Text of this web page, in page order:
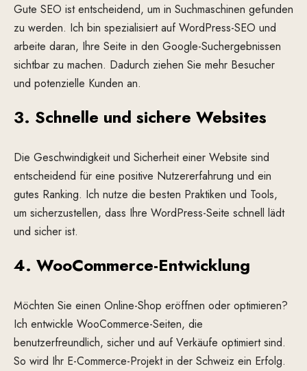
Gute SEO ist entscheidend, um in Suchmaschinen gefunden
zu werden. Ich bin spezialisiert auf WordPress-SEO und
arbeite daran, Ihre Seite in den Google-Suchergebnissen
sichtbar zu machen. Dadurch ziehen Sie mehr Besucher
und potenzielle Kunden an.
3. Schnelle und sichere Websites
Die Geschwindigkeit und Sicherheit einer Website sind
entscheidend für eine positive Nutzererfahrung und ein
gutes Ranking. Ich nutze die besten Praktiken und Tools,
um sicherzustellen, dass Ihre WordPress-Seite schnell lädt
und sicher ist.
4. WooCommerce-Entwicklung
Möchten Sie einen Online-Shop eröffnen oder optimieren?
Ich entwickle WooCommerce-Seiten, die
benutzerfreundlich, sicher und auf Verkäufe optimiert sind.
So wird Ihr E-Commerce-Projekt in der Schweiz ein Erfolg.